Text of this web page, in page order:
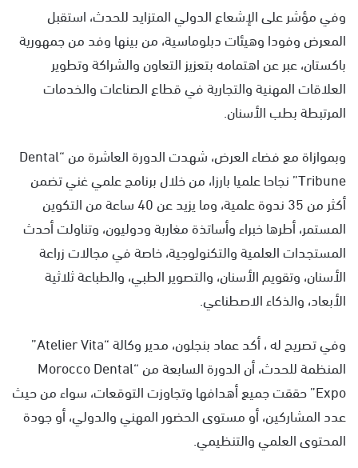
وفي مؤشر على الإشعاع الدولي المتزايد للحدث، استقبل
المعرض وفودا وهيئات دبلوماسية، من بينها وفد من جمهورية
باكستان، عبر عن اهتمامه بتعزيز التعاون والشراكة وتطوير
العلاقات المهنية والتجارية في قطاع الصناعات والخدمات
المرتبطة بطب الأسنان.
وبموازاة مع فضاء العرض، شهدت الدورة العاشرة من “Dental
Tribune” نجاحا علميا بارزا، من خلال برنامج علمي غني تضمن
أكثر من 35 ندوة علمية، وما يزيد عن 40 ساعة من التكوين
المستمر، أطرها خبراء وأساتذة مغاربة ودوليون، وتناولت أحدث
المستجدات العلمية والتكنولوجية، خاصة في مجالات زراعة
الأسنان، وتقويم الأسنان، والتصوير الطبي، والطباعة ثلاثية
الأبعاد، والذكاء الاصطناعي.
وفي تصريح له ، أكد عماد بنجلون، مدير وكالة “Atelier Vita”
المنظمة للحدث، أن الدورة السابعة من “Morocco Dental
Expo” حققت جميع أهدافها وتجاوزت التوقعات، سواء من حيث
عدد المشاركين، أو مستوى الحضور المهني والدولي، أو جودة
المحتوى العلمي والتنظيمي.